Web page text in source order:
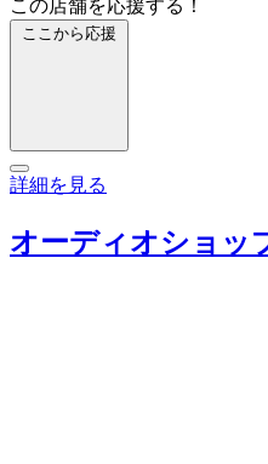
この店舗を応援する！
ここから応援
詳細を見る
オーディオショッ